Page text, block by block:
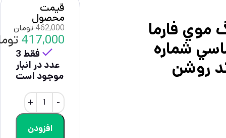
موي فارما
شماره
قیمت
محصول
462,000تومان
417,000
فقط 3
عدد در انبار
موجود است
افزودن